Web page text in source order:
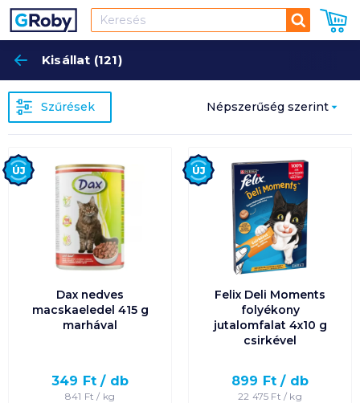
Keresés
Kisállat (121)
Szűrések Népszerűség szerint
Ár szerint növekvő
Ár szerint csökkenő
Egységár szerint
növekvő
Egységár szerint
csökkenő
Termék neve A-Z
Dax nedves
macskaeledel 415 g
marhával
349 Ft / db
841 Ft / kg
Új
Felix Deli Moments
folyékony
jutalomfalat 4x10 g
csirkével
899 Ft / db
22 475 Ft / kg
Új